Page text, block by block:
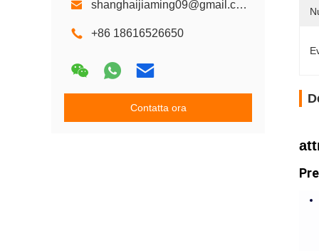
shanghaijiaming09@gmail.com
+86 18616526650
Contatta ora